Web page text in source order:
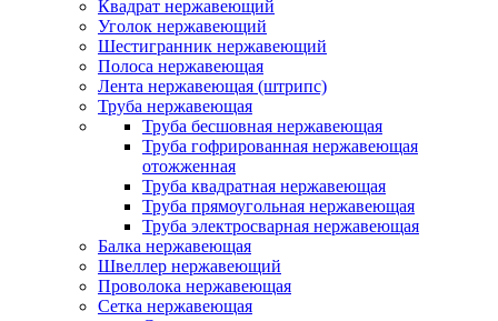
Квадрат нержавеющий
Уголок нержавеющий
Шестигранник нержавеющий
Полоса нержавеющая
Лента нержавеющая (штрипс)
Труба нержавеющая
Труба бесшовная нержавеющая
Труба гофрированная нержавеющая
отожженная
Труба квадратная нержавеющая
Труба прямоугольная нержавеющая
Труба электросварная нержавеющая
Балка нержавеющая
Швеллер нержавеющий
Проволока нержавеющая
Сетка нержавеющая